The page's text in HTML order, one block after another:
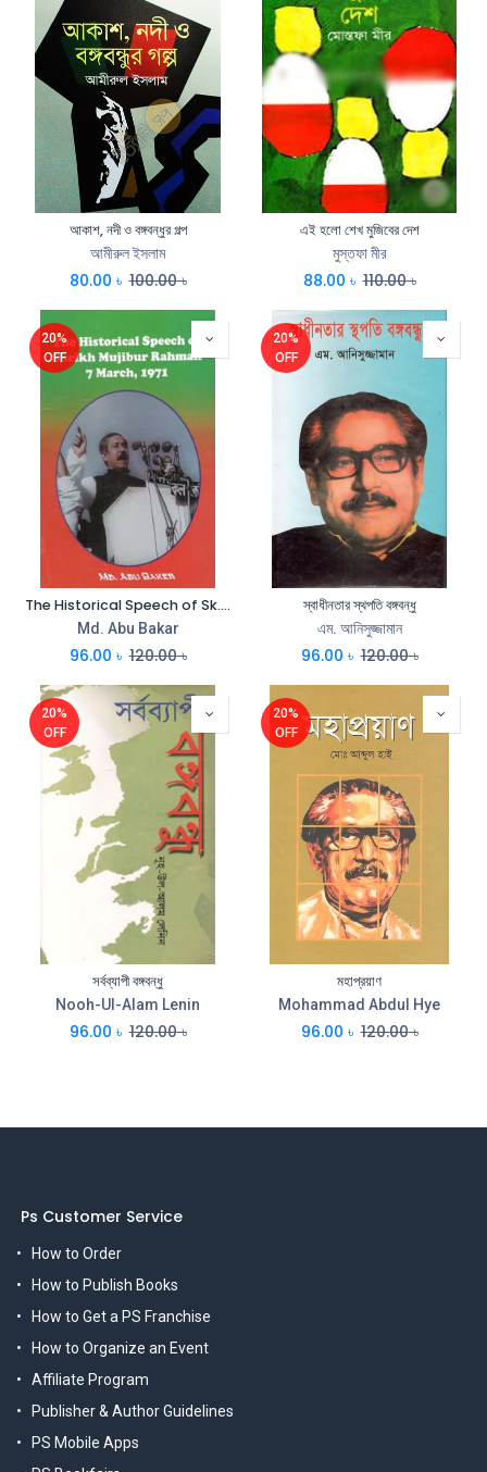
আকাশ, নদী ও বঙ্গবন্ধুর গল্প
আমীরুল ইসলাম
80.00 ৳ 100.00৳
এই হলো শেখ মুজিবের দেশ
মুস্তফা মীর
88.00 ৳ 110.00৳
20%
OFF
The Historical Speech of Sk. Mujibur Rahman 7 March, 1971
Md. Abu Bakar
96.00 ৳ 120.00৳
20%
OFF
স্বাধীনতার স্থপতি বঙ্গবন্ধু
এম. আনিসুজ্জামান
96.00 ৳ 120.00৳
20%
OFF
সর্বব্যাপী বঙ্গবন্ধু
Nooh-Ul-Alam Lenin
96.00 ৳ 120.00৳
20%
OFF
মহাপ্রয়াণ
Mohammad Abdul Hye
96.00 ৳ 120.00৳
Ps Customer Service
How to Order
How to Publish Books
How to Get a PS Franchise
How to Organize an Event
Affiliate Program
Publisher & Author Guidelines
PS Mobile Apps